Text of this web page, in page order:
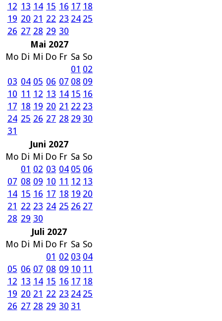
12 13 14 15 16 17 18
19 20 21 22 23 24 25
26 27 28 29 30
Mai 2027
Mo Di Mi Do Fr Sa So
01 02
03 04 05 06 07 08 09
10 11 12 13 14 15 16
17 18 19 20 21 22 23
24 25 26 27 28 29 30
31
Juni 2027
Mo Di Mi Do Fr Sa So
01 02 03 04 05 06
07 08 09 10 11 12 13
14 15 16 17 18 19 20
21 22 23 24 25 26 27
28 29 30
Juli 2027
Mo Di Mi Do Fr Sa So
01 02 03 04
05 06 07 08 09 10 11
12 13 14 15 16 17 18
19 20 21 22 23 24 25
26 27 28 29 30 31